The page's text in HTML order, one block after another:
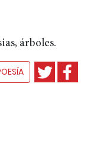
árboles.